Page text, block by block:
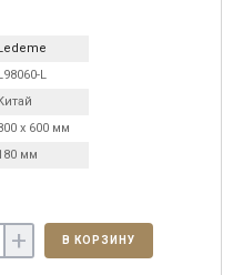
L
х 600 мм
мм
+ В КОРЗИНУ